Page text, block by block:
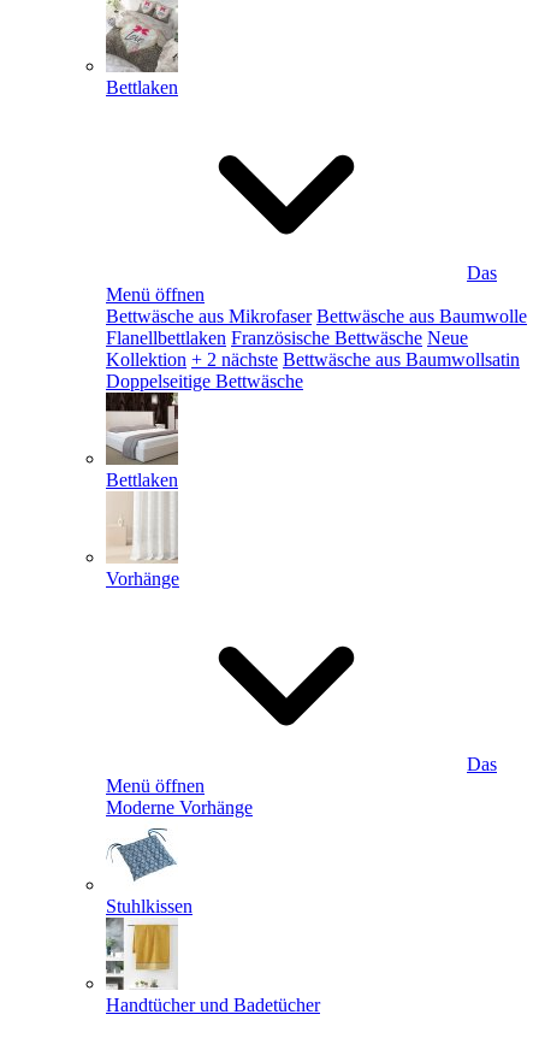
Bettlaken
Das
Menü öffnen
Bettwäsche aus Mikrofaser Bettwäsche aus Baumwolle
Flanellbettlaken Französische Bettwäsche Neue
Kollektion + 2 nächste Bettwäsche aus Baumwollsatin
Doppelseitige Bettwäsche
Bettlaken
Vorhänge
Das
Menü öffnen
Moderne Vorhänge
Stuhlkissen
Handtücher und Badetücher